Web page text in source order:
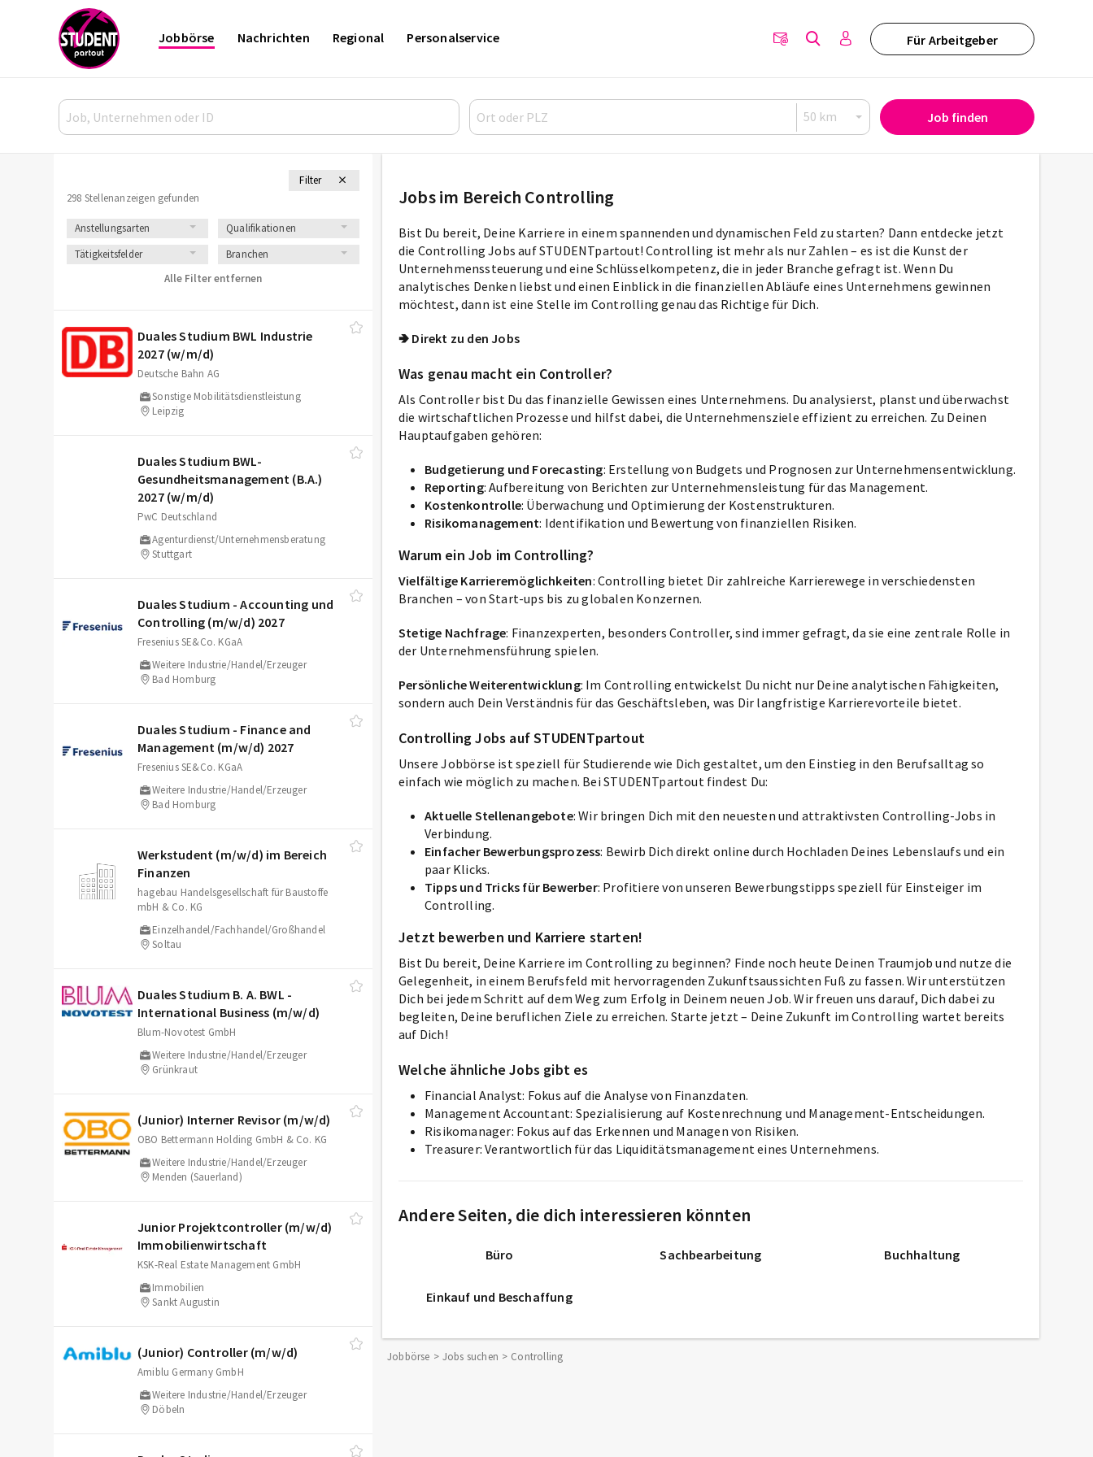
Für Arbeitgeber
Jobbörse Nachrichten Regional Personalservice
Job finden
Filter
298 Stellenanzeigen gefunden
Anstellungsarten
Qualifikationen
Tätigkeitsfelder
Branchen
Alle Filter entfernen
Duales Studium BWL Industrie
2027 (w/​m/​d)
Deutsche Bahn AG
Sonstige Mobilitätsdienstleistung
Leipzig
Duales Studium BWL-
Gesundheitsmanagement (B.A.)
2027 (w/​m/​d)
PwC Deutschland
Agenturdienst/Unternehmensberatung
Stuttgart
Duales Studium - Accounting und
Controlling (m/​w/​d) 2027
Fresenius SE&Co. KGaA
Weitere Industrie/Handel/Erzeuger
Bad Homburg
Duales Studium - Finance and
Management (m/​w/​d) 2027
Fresenius SE&Co. KGaA
Weitere Industrie/Handel/Erzeuger
Bad Homburg
Werkstudent (m/​w/​d) im Bereich
Finanzen
hagebau Handelsgesellschaft für Baustoffe
mbH & Co. KG
Einzelhandel/Fachhandel/Großhandel
Soltau
Duales Studium B. A. BWL -
International Business (m/​w/​d)
Blum-Novotest GmbH
Weitere Industrie/Handel/Erzeuger
Grünkraut
(Junior) Interner Revisor (m/​w/​d)
OBO Bettermann Holding GmbH & Co. KG
Weitere Industrie/Handel/Erzeuger
Menden (Sauerland)
Junior Projektcontroller (m/​w/​d)
Immobilienwirtschaft
KSK-Real Estate Management GmbH
Immobilien
Sankt Augustin
(Junior) Controller (m/​w/​d)
Amiblu Germany GmbH
Weitere Industrie/Handel/Erzeuger
Döbeln
Jobs im Bereich Controlling
Bist Du bereit, Deine Karriere in einem spannenden und dynamischen Feld zu starten? Dann entdecke jetzt
die Controlling Jobs auf STUDENTpartout! Controlling ist mehr als nur Zahlen – es ist die Kunst der
Unternehmenssteuerung und eine Schlüsselkompetenz, die in jeder Branche gefragt ist. Wenn Du
analytisches Denken liebst und einen Einblick in die finanziellen Abläufe eines Unternehmens gewinnen
möchtest, dann ist eine Stelle im Controlling genau das Richtige für Dich.
🢂 Direkt zu den Jobs
Was genau macht ein Controller?
Als Controller bist Du das finanzielle Gewissen eines Unternehmens. Du analysierst, planst und überwachst
die wirtschaftlichen Prozesse und hilfst dabei, die Unternehmensziele effizient zu erreichen. Zu Deinen
Hauptaufgaben gehören:
Budgetierung und Forecasting: Erstellung von Budgets und Prognosen zur Unternehmensentwicklung.
Reporting: Aufbereitung von Berichten zur Unternehmensleistung für das Management.
Kostenkontrolle: Überwachung und Optimierung der Kostenstrukturen.
Risikomanagement: Identifikation und Bewertung von finanziellen Risiken.
Warum ein Job im Controlling?
Vielfältige Karrieremöglichkeiten: Controlling bietet Dir zahlreiche Karrierewege in verschiedensten
Branchen – von Start-ups bis zu globalen Konzernen.
Stetige Nachfrage: Finanzexperten, besonders Controller, sind immer gefragt, da sie eine zentrale Rolle in
der Unternehmensführung spielen.
Persönliche Weiterentwicklung: Im Controlling entwickelst Du nicht nur Deine analytischen Fähigkeiten,
sondern auch Dein Verständnis für das Geschäftsleben, was Dir langfristige Karrierevorteile bietet.
Controlling Jobs auf STUDENTpartout
Unsere Jobbörse ist speziell für Studierende wie Dich gestaltet, um den Einstieg in den Berufsalltag so
einfach wie möglich zu machen. Bei STUDENTpartout findest Du:
Aktuelle Stellenangebote: Wir bringen Dich mit den neuesten und attraktivsten Controlling-Jobs in
Verbindung.
Einfacher Bewerbungsprozess: Bewirb Dich direkt online durch Hochladen Deines Lebenslaufs und ein
paar Klicks.
Tipps und Tricks für Bewerber: Profitiere von unseren Bewerbungstipps speziell für Einsteiger im
Controlling.
Jetzt bewerben und Karriere starten!
Bist Du bereit, Deine Karriere im Controlling zu beginnen? Finde noch heute Deinen Traumjob und nutze die
Gelegenheit, in einem Berufsfeld mit hervorragenden Zukunftsaussichten Fuß zu fassen. Wir unterstützen
Dich bei jedem Schritt auf dem Weg zum Erfolg in Deinem neuen Job. Wir freuen uns darauf, Dich dabei zu
begleiten, Deine beruflichen Ziele zu erreichen. Starte jetzt – Deine Zukunft im Controlling wartet bereits
auf Dich!
Welche ähnliche Jobs gibt es
Financial Analyst: Fokus auf die Analyse von Finanzdaten.
Management Accountant: Spezialisierung auf Kostenrechnung und Management-Entscheidungen.
Risikomanager: Fokus auf das Erkennen und Managen von Risiken.
Treasurer: Verantwortlich für das Liquiditätsmanagement eines Unternehmens.
Andere Seiten, die dich interessieren könnten
Büro Sachbearbeitung Buchhaltung
Einkauf und Beschaffung
Jobbörse Jobs suchen Controlling